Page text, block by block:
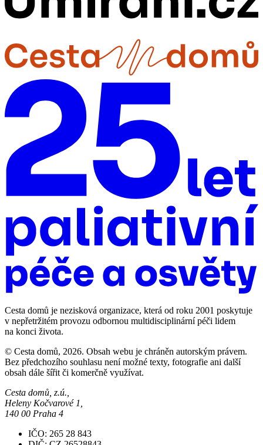
Cesta domů je nezisková organizace, která od roku 2001 poskytuje
v nepřetržitém provozu odbornou multidisciplinární péči lidem
na konci života.
© Cesta domů, 2026. Obsah webu je chráněn autorským právem.
Bez předchozího souhlasu není možné texty, fotografie ani další
obsah dále šířit či komerčně využívat.
Cesta domů, z.ú.,
Heleny Kočvarové 1,
140 00 Praha 4
IČO: 265 28 843